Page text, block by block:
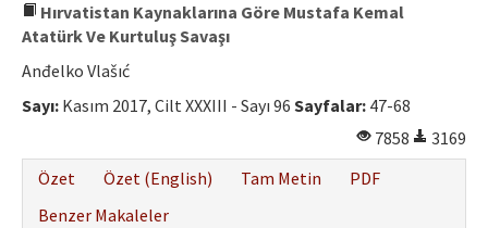
Hırvatistan Kaynaklarına Göre Mustafa Kemal
Atatürk Ve Kurtuluş Savaşı
Anđelko Vlašıć
Sayı: Kasım 2017, Cilt XXXIII - Sayı 96 Sayfalar: 47-68
7858
3169
Özet
Özet (English) Tam Metin
PDF
Benzer Makaleler